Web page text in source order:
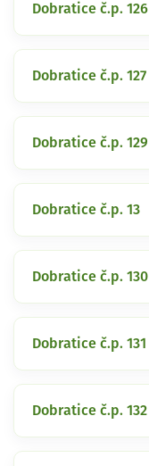
Dobratice č.p. 126
Dobratice č.p. 127
Dobratice č.p. 129
Dobratice č.p. 13
Dobratice č.p. 130
Dobratice č.p. 131
Dobratice č.p. 132